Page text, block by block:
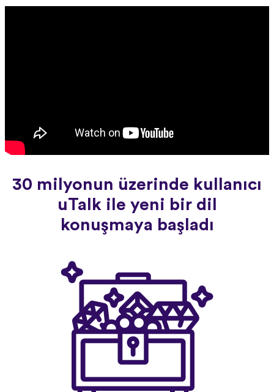
30 milyonun üzerinde kullanıcı
uTalk ile yeni bir dil
konuşmaya başladı